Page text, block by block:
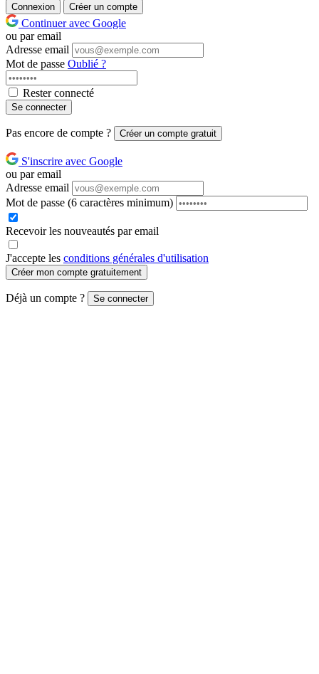
Connexion Créer un compte
Continuer avec Google
ou par email
Adresse email
Mot de passe Oublié ?
Rester connecté
Se connecter
Pas encore de compte ? Créer un compte gratuit
S'inscrire avec Google
ou par email
Adresse email
Mot de passe (6 caractères minimum)
Recevoir les nouveautés par email
J'accepte les conditions générales d'utilisation
Créer mon compte gratuitement
Déjà un compte ? Se connecter